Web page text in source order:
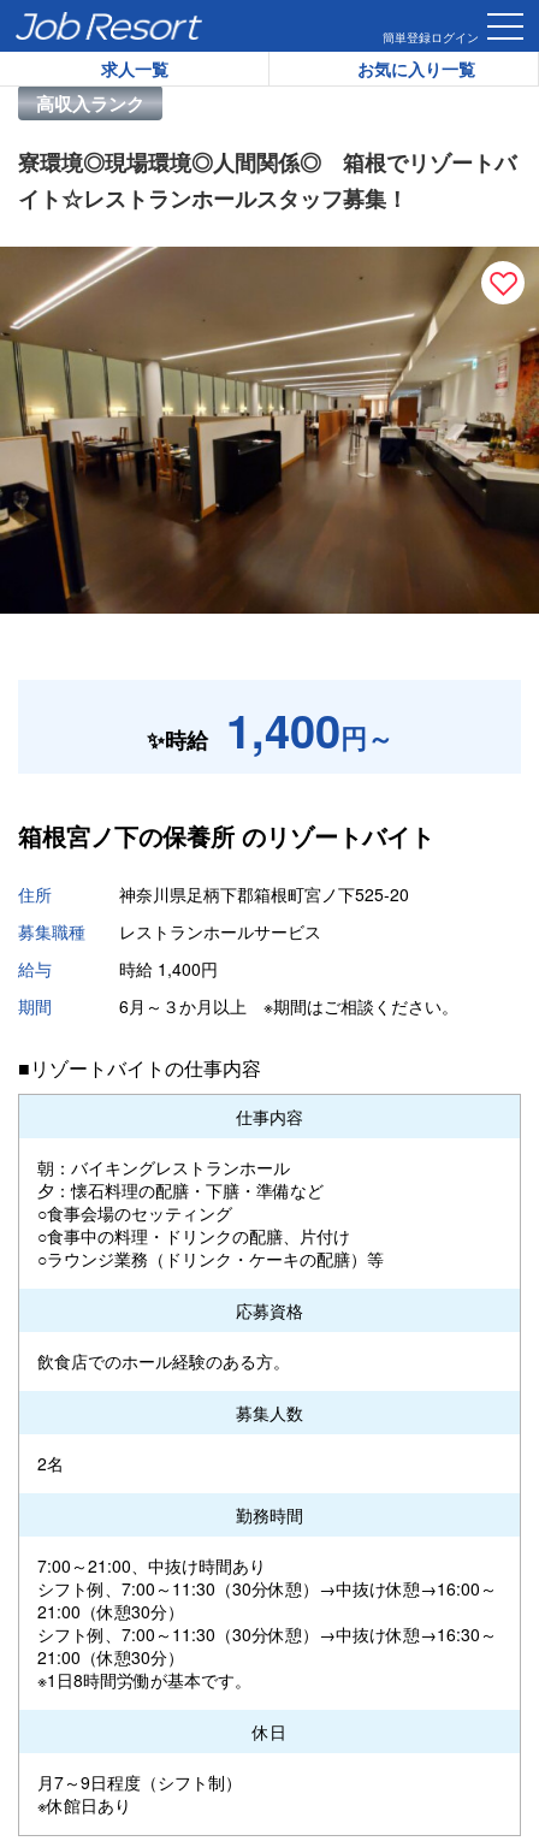
簡単登録ログイン
求人一覧 お気に入り一覧
HOME 求人一覧 寮環境◎現場環境◎人間関係◎ 箱根でリゾ
高収入ランク
リゾートバイト求人番号：
寮環境◎現場環境◎人間関係◎ 箱根でリゾートバ
イト☆レストランホールスタッフ募集！
✨時給 1,400円～
箱根宮ノ下の保養所 のリゾートバイト
住所
神奈川県足柄下郡箱根町宮ノ下525-20
募集職種
レストランホールサービス
給与
時給 1,400円
期間
6月～３か月以上 ※期間はご相談ください。
■リゾートバイトの仕事内容
仕事内容
朝：バイキングレストランホール
夕：懐石料理の配膳・下膳・準備など
○食事会場のセッティング
○食事中の料理・ドリンクの配膳、片付け
○ラウンジ業務（ドリンク・ケーキの配膳）等
応募資格
飲食店でのホール経験のある方。
募集人数
2名
勤務時間
7:00～21:00、中抜け時間あり
シフト例、7:00～11:30（30分休憩）→中抜け休憩→16:00～
21:00（休憩30分）
シフト例、7:00～11:30（30分休憩）→中抜け休憩→16:30～
21:00（休憩30分）
※1日8時間労働が基本です。
休日
月7～9日程度（シフト制）
※休館日あり